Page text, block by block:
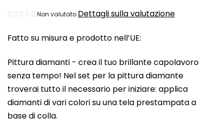
Fatto su misura e prodotto nell’UE:
Pittura diamanti - crea il tuo brillante capolavoro
senza tempo! Nel set per la pittura diamante
troverai tutto il necessario per iniziare: applica
diamanti di vari colori su una tela prestampata a
base di colla.
La
media
prodotto
è
0,0
su
5
Non valutato Dettagli sulla valutazione